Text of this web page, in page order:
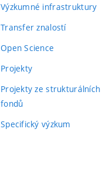
Výzkumné infrastruktury
Transfer znalostí
Open Science
Projekty
Projekty ze strukturálních
fondů
Specifický výzkum